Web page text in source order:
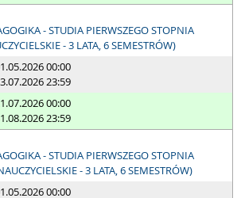
- STUDIA PIERWSZEGO STOPNIA
- 3 LATA, 6 SEMESTRÓW)
00:00
23:59
00:00
23:59
- STUDIA PIERWSZEGO STOPNIA
- 3 LATA, 6 SEMESTRÓW)
00:00